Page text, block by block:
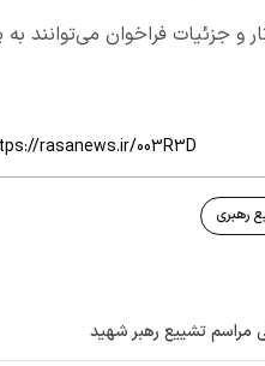
و جزئیات فراخوان می‌توانند به
rasanews.ir/003R3D
رهبری